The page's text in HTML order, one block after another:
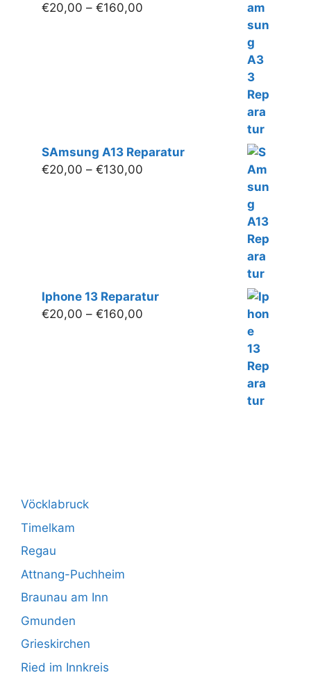
€20,00 – €160,00
SAmsung A13 Reparatur
€20,00 – €130,00
Iphone 13 Reparatur
€20,00 – €160,00
Vöcklabruck
Timelkam
Regau
Attnang-Puchheim
Braunau am Inn
Gmunden
Grieskirchen
Ried im Innkreis